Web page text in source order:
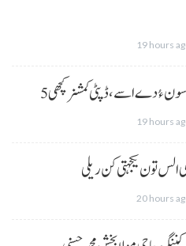
19 hours
ہسون ءُ دے اسے،ڈپٹی کمشنر کچھی
19 hours
الس تون یکجہتی کن ریلی
20 hours